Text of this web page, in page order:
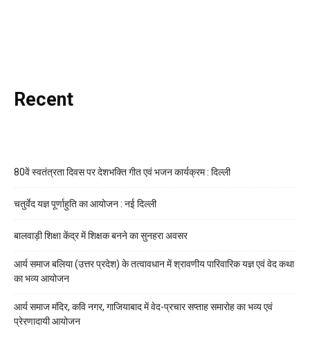
Recent
80वें स्वतंत्रता दिवस पर देशभक्ति गीत एवं भजन कार्यक्रम : दिल्ली
चतुर्वेद यज्ञ पूर्णाहुति का आयोजन : नई दिल्ली
बालवाड़ी शिक्षा केंद्र में शिक्षक बनने का सुनहरा अवसर
आर्य समाज बलिया (उत्तर प्रदेश) के तत्वावधान में श्रावणीय पारिवारिक यज्ञ एवं वेद कथा
का भव्य आयोजन
आर्य समाज मंदिर, कवि नगर, गाजियाबाद में वेद-प्रचार सप्ताह समारोह का भव्य एवं
प्रेरणादायी आयोजन